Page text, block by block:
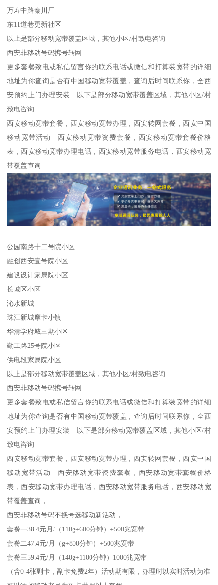
万寿中路秦川厂
东11道巷更新社区
以上是部分移动宽带覆盖区域，其他小区/村致电咨询
西安非移动号码携号转网
更多套餐致电或私信留言你的联系电话或微信和打算装宽带的详细
地址为你查询是否有中国移动宽带覆盖，查询后时间联系你，全西
安预约上门办理安装，以下是部分移动宽带覆盖区域，其他小区/村
致电咨询
西安移动宽带套餐，西安移动宽带办理，西安转网套餐，西安中国
移动宽带活动，西安移动宽带资费套餐，西安移动宽带套餐价格
表，西安移动宽带办理电话，西安移动宽带服务电话，西安移动宽
带覆盖查询
公园南路十二号院小区
融创西安壹号院小区
建设设计家属院小区
长城区小区
沁水新城
珠江新城摩卡小镇
华清学府城三期小区
勤工路25号院小区
供电段家属院小区
以上是部分移动宽带覆盖区域，其他小区/村致电咨询
西安非移动号码携号转网
更多套餐致电或私信留言你的联系电话或微信和打算装宽带的详细
地址为你查询是否有中国移动宽带覆盖，查询后时间联系你，全西
安预约上门办理安装，以下是部分移动宽带覆盖区域，其他小区/村
致电咨询
西安移动宽带套餐，西安移动宽带办理，西安转网套餐，西安中国
移动宽带活动，西安移动宽带资费套餐，西安移动宽带套餐价格
表，西安移动宽带办理电话，西安移动宽带服务电话，西安移动宽
带覆盖查询，
西安非移动号码不换号选移动新活动，
套餐一38.4元月/（110g+600分钟）+500兆宽带
套餐二47.4元/月（g+800分钟）+500兆宽带
套餐三59.4元/月（140g+1100分钟）1000兆宽带
（含0-4张副卡，副卡免费2年）活动期有限，办理时以实时活动为准